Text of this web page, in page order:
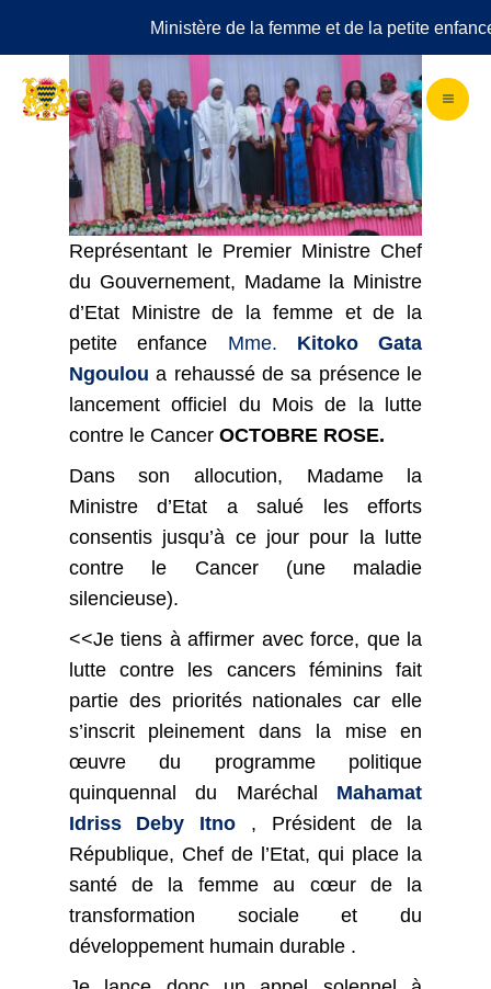
contenu
Ministère de la femme et de la petite enfance
Représentant le Premier Ministre Chef
du Gouvernement, Madame la Ministre
d’Etat Ministre de la femme et de la
petite enfance Mme. Kitoko Gata
Ngoulou a rehaussé de sa présence le
lancement officiel du Mois de la lutte
contre le Cancer OCTOBRE ROSE.
Dans son allocution, Madame la
Ministre d’Etat a salué les efforts
consentis jusqu’à ce jour pour la lutte
contre le Cancer (une maladie
silencieuse).
<<Je tiens à affirmer avec force, que la
lutte contre les cancers féminins fait
partie des priorités nationales car elle
s’inscrit pleinement dans la mise en
œuvre du programme politique
quinquennal du Maréchal Mahamat
Idriss Deby Itno , Président de la
République, Chef de l’Etat, qui place la
santé de la femme au cœur de la
transformation sociale et du
développement humain durable .